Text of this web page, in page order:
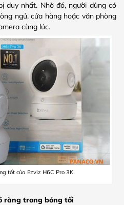
duy nhất. Nhờ đó, người dùng có
ngủ, cửa hàng hoặc văn phòng
cùng lúc.
tốt của Ezviz H6C Pro 3K
ràng trong bóng tối